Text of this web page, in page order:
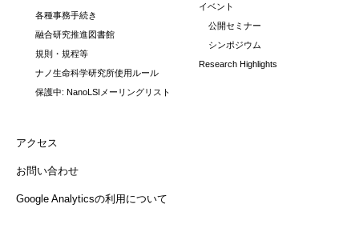
各種事務手続き
融合研究推進図書館
規則・規程等
ナノ生命科学研究所使用ルール
保護中: NanoLSIメーリングリスト
イベント
公開セミナー
シンポジウム
Research Highlights
アクセス
お問い合わせ
Google Analyticsの利用について